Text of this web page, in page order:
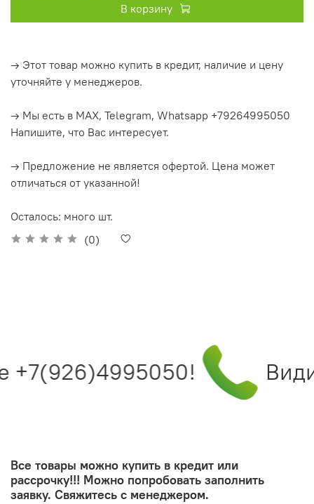
(0)
В корзину
→ Этот товар можно купить в кредит, наличие и цену
уточняйте у менеджеров.
→ Мы есть в MAX, Telegram, Whatsapp +79264995050
Напишите, что Вас интересует.
→ Предложение не является офертой. Цена может
отличаться от указанной!
Осталось: много шт.
+7(926)4995050!
Все товары можно купить в кредит или
рассрочку!!! Можно попробовать заполнить
заявку. Свяжитесь с менеджером.